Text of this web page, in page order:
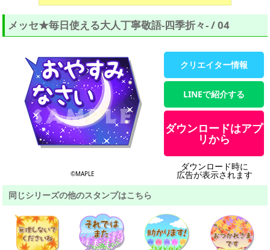
メッセ★毎日使える大人丁寧敬語-四季折々- / 04
©MAPLE
クリエイター情報
LINEで紹介する
ダウンロードはアプ
リから
ダウンロード時に
広告が表示されます
同じシリーズの他のスタンプはこちら